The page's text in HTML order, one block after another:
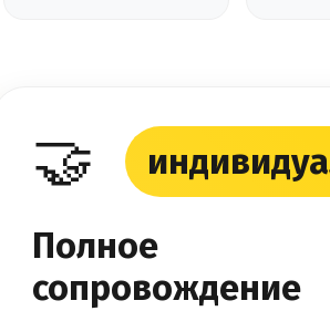
🤝
Полное
сопровождение